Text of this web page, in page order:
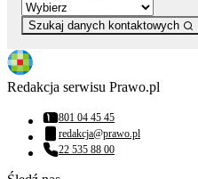
Szukaj danych kontaktowych
Redakcja serwisu Prawo.pl
Numer telefonu:
801 04 45 45
Adres email:
redakcja@prawo.pl
Numer telefonu:
22 535 88 00